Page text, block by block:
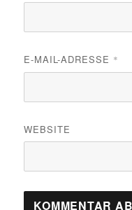
E-MAIL-ADRESSE *
WEBSITE